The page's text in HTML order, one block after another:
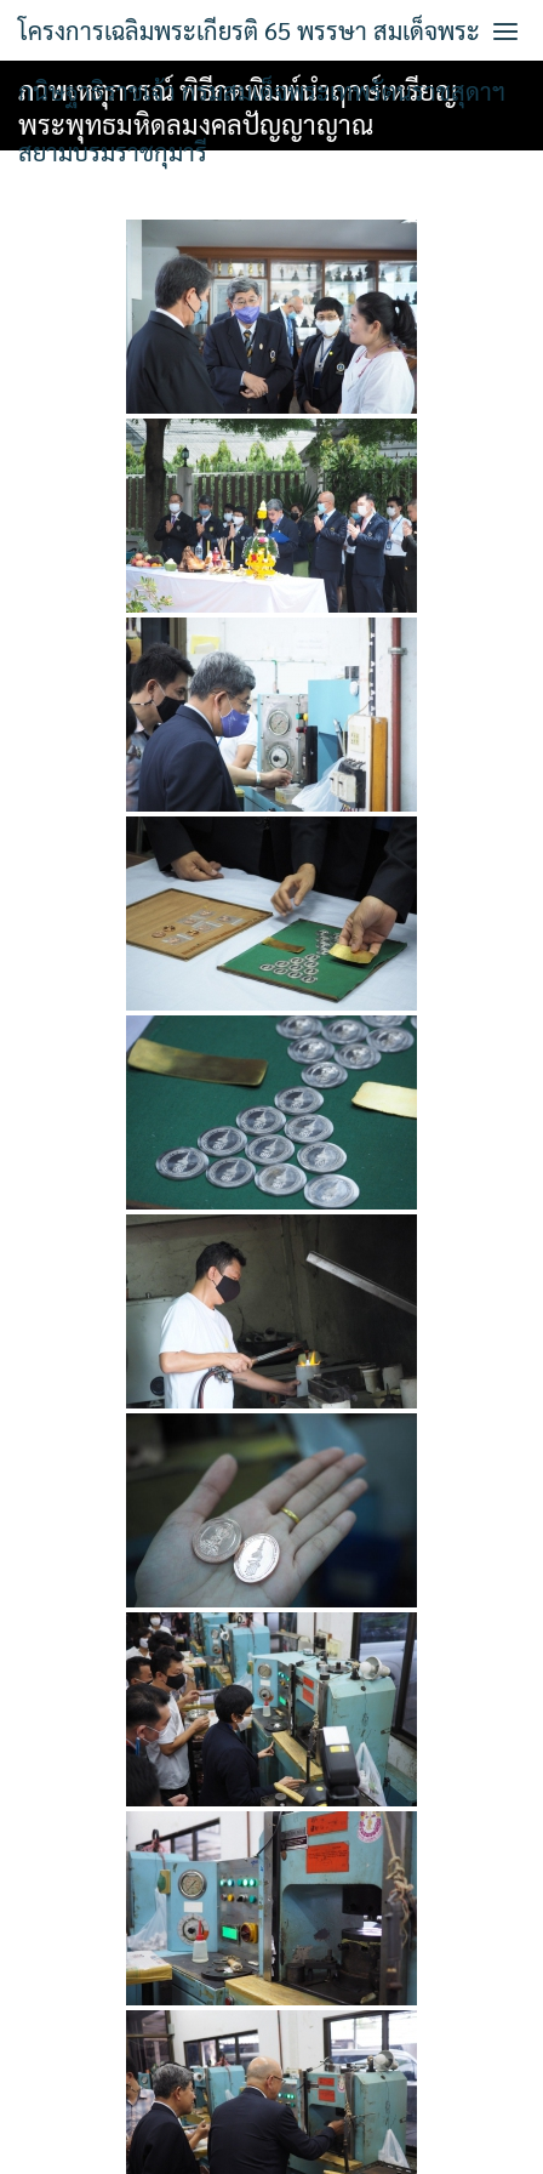
Skip
content
โครงการเฉลิมพระเกียรติ 65 พรรษา สมเด็จพระ
กนิษฐาธิราชเจ้า กรมสมเด็จพระเทพรัตนราชสุดาฯ
สยามบรมราชกุมารี
ภาพเหตุการณ์ พิธีกดพิมพ์นำฤกษ์เหรียญ
พระพุทธมหิดลมงคลปัญญาญาณ